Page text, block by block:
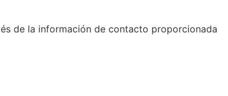
de la información de contacto proporcionada